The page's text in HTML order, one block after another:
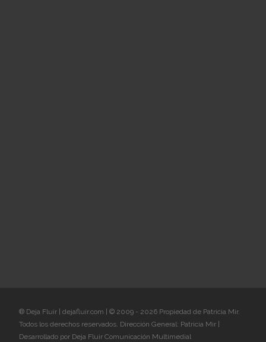
® Deja Fluir | dejafluir.com | © 2009 - 2026 Propiedad de Patricia Mir.
Todos los derechos reservados. Dirección General: Patricia Mir |
Desarrollado por Deja Fluir Comunicación Multimedial